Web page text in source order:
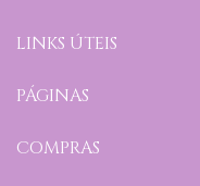
LINKS ÚTEIS
PÁGINAS
COMPRAS